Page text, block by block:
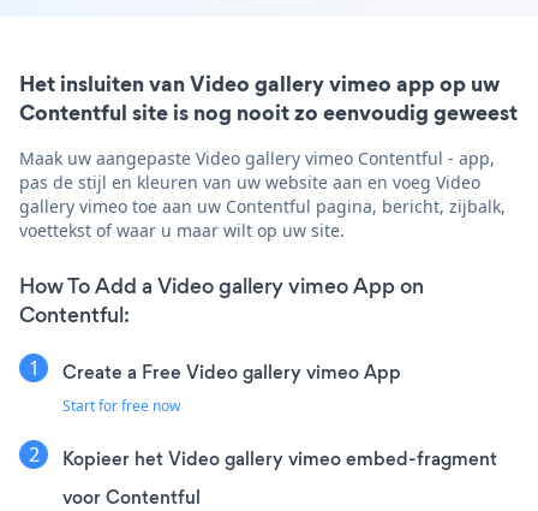
Het insluiten van Video gallery vimeo app op uw
Contentful site is nog nooit zo eenvoudig geweest
Maak uw aangepaste Video gallery vimeo Contentful - app,
pas de stijl en kleuren van uw website aan en voeg Video
gallery vimeo toe aan uw Contentful pagina, bericht, zijbalk,
voettekst of waar u maar wilt op uw site.
How To Add a Video gallery vimeo App on
Contentful:
Create a Free Video gallery vimeo App
Start for free now
Kopieer het Video gallery vimeo embed-fragment
voor Contentful